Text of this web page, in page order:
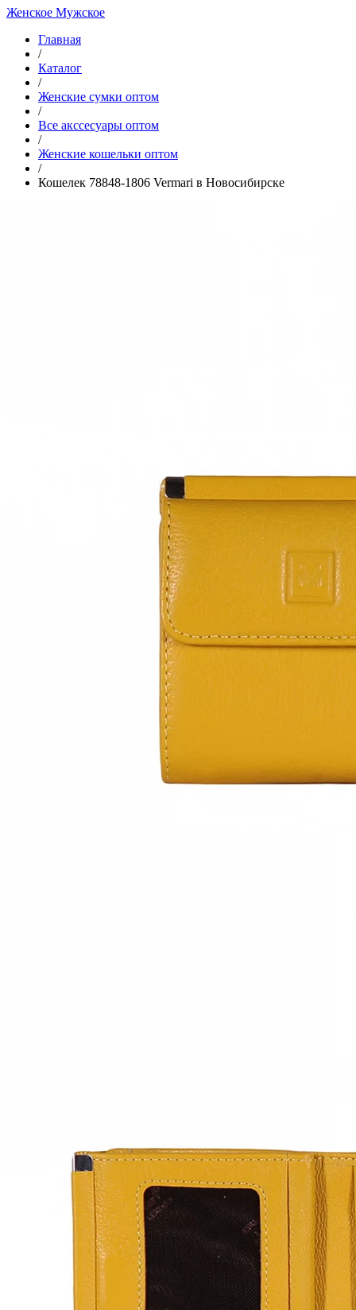
Женское Мужское
Главная
/
Каталог
/
Женские сумки оптом
/
Все акссесуары оптом
/
Женские кошельки оптом
/
Кошелек 78848-1806 Vermari в Новосибирске